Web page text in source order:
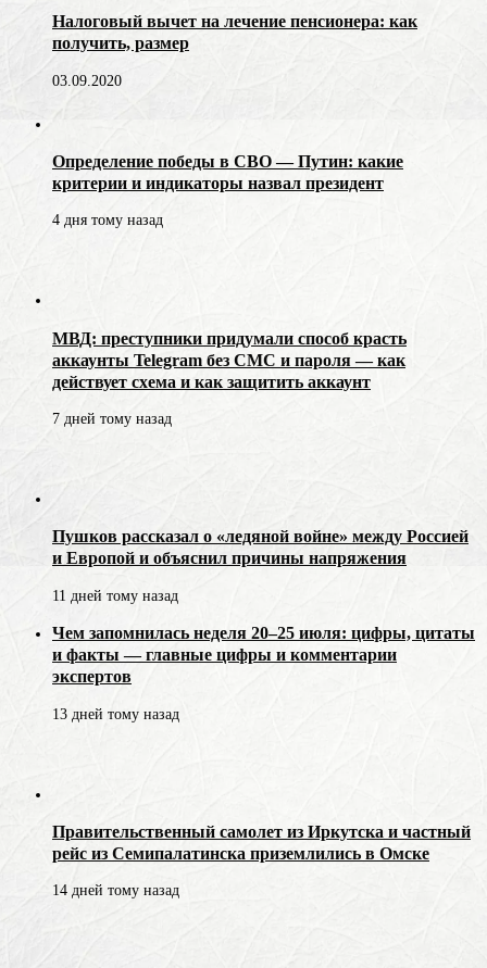
Налоговый вычет на лечение пенсионера: как
получить, размер
03.09.2020
Определение победы в СВО — Путин: какие
критерии и индикаторы назвал президент
4 дня тому назад
МВД: преступники придумали способ красть
аккаунты Telegram без СМС и пароля — как
действует схема и как защитить аккаунт
7 дней тому назад
Пушков рассказал о «ледяной войне» между Россией
и Европой и объяснил причины напряжения
11 дней тому назад
Чем запомнилась неделя 20–25 июля: цифры, цитаты
и факты — главные цифры и комментарии
экспертов
13 дней тому назад
Правительственный самолет из Иркутска и частный
рейс из Семипалатинска приземлились в Омске
14 дней тому назад